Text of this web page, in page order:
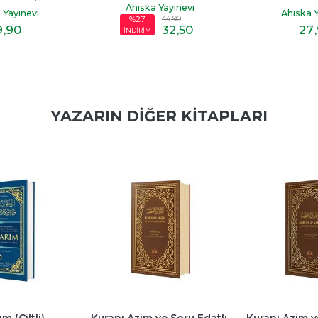
Yayınevi
44,90
32
Hoca)
Ahıska Yayınevi
27 ,90
Ahıska
27
YAZARIN DIĞER KITAPLARI